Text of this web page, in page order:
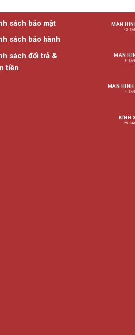
sách bảo mật
sách bảo hành
sách đổi trả &
tiền
MÀN
42
MÀN
8 SẢN
MÀN HÌNH
4 SẢN
KÍNH
25